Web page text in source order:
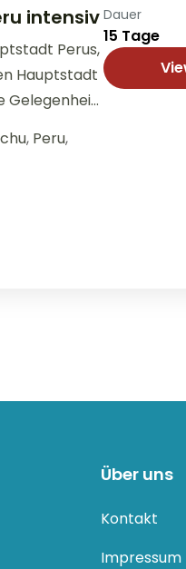
intensiv
Perus,
Hauptstadt
Gelegenheit,
, Peru,
Dauer
15 Tage
Über uns
Kontakt
Impressum